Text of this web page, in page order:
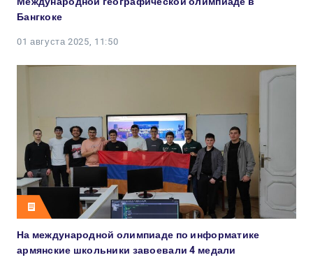
Бангкоке
01 августа 2025, 11:50
На международной олимпиаде по информатике
армянские школьники завоевали 4 медали